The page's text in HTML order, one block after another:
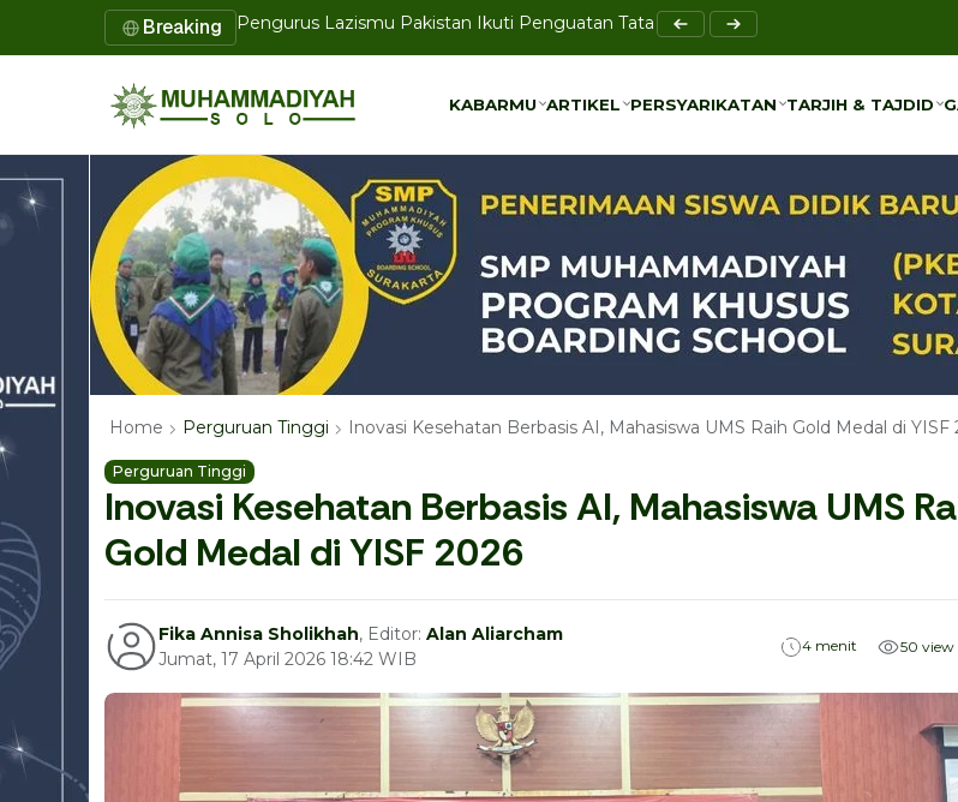
Breaking
Pengurus Lazismu Pakistan Ikuti Penguatan Tata Kelola Bersama UMS
Disertasi Doktor UMS Tawarkan Model Bi-Rahmah sebagai Solusi Pencegahan
KABARMU ARTIKEL PERSYARIKATAN TARJIH & TAJDID
Home Perguruan Tinggi Inovasi Kesehatan Berbasis AI, Mahasiswa UMS Raih Gold Medal di YISF
Perguruan Tinggi
Inovasi Kesehatan Berbasis AI, Mahasiswa UMS
Gold Medal di YISF 2026
Fika Annisa Sholikhah, Editor: Alan Aliarcham
Jumat, 17 April 2026 18:42 WIB
4 menit 50 view